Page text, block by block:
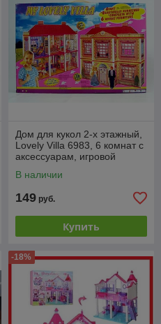
Дом для кукол 2-х этажный,
Lovely Villa 6983, 6 комнат с
аксессуарам, игровой
аксессуарами,
В наличии
149 руб.
Купить
-18%